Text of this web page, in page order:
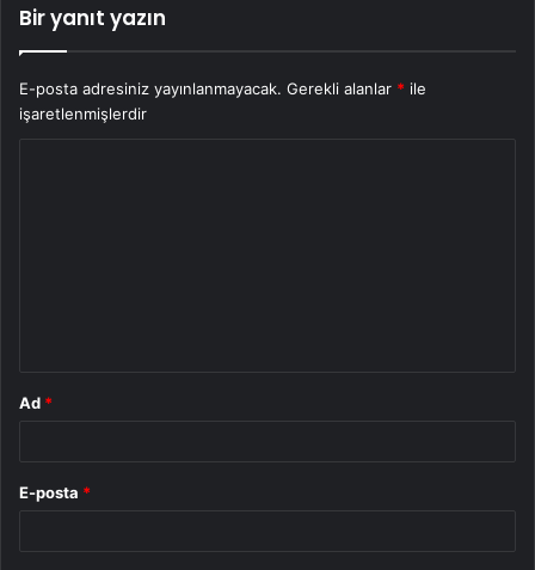
Bir yanıt yazın
E-posta adresiniz yayınlanmayacak. Gerekli alanlar * ile
işaretlenmişlerdir
Ad *
E-posta *